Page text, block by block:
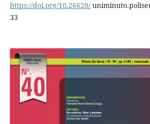
https://doi.org/10.26620/
33